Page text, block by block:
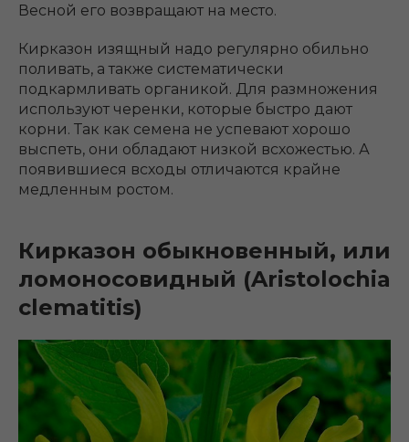
Весной его возвращают на место.
Кирказон изящный надо регулярно обильно
поливать, а также систематически
подкармливать органикой. Для размножения
используют черенки, которые быстро дают
корни. Так как семена не успевают хорошо
выспеть, они обладают низкой всхожестью. А
появившиеся всходы отличаются крайне
медленным ростом.
Кирказон обыкновенный, или
ломоносовидный (Aristolochia
clematitis)